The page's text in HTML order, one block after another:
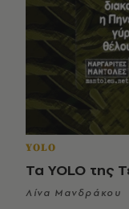
YOLO
Τα YOLO της
Λίνα Μανδράκου